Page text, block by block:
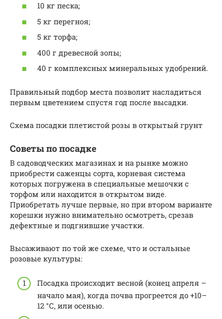
10 кг песка;
5 кг перегноя;
5 кг торфа;
400 г древесной золы;
40 г комплексных минеральных удобрений.
Правильный подбор места позволит насладиться
первым цветением спустя год после высадки.
Схема посадки плетистой розы в открытый грунт
Советы по посадке
В садоводческих магазинах и на рынке можно
приобрести саженцы сорта, корневая система
которых погружена в специальные мешочки с
торфом или находится в открытом виде.
Приобретать лучше первые, но при втором варианте
корешки нужно внимательно осмотреть, срезав
дефектные и подгнившие участки.
Высаживают по той же схеме, что и остальные
розовые культуры:
Посадка происходит весной (конец апреля –
начало мая), когда почва прогреется до +10–
12 °С, или осенью.